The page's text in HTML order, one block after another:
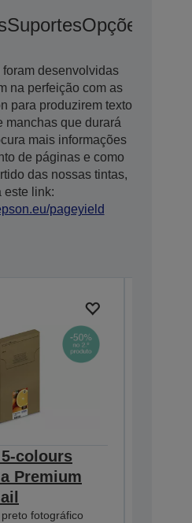
SuportesOpções De
desenvolvidas
na perfeição com as
para produzirem texto
manchas que durará
mais informações
de páginas e como
das nossas tintas,
este link:
pageyield
colours
Premium
fotográfico